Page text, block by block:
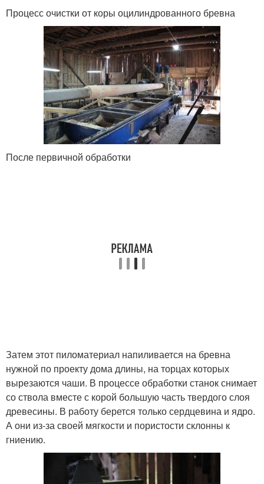
Процесс очистки от коры оцилиндрованного бревна
После первичной обработки
Затем этот пиломатериал напиливается на бревна
нужной по проекту дома длины, на торцах которых
вырезаются чаши. В процессе обработки станок снимает
со ствола вместе с корой большую часть твердого слоя
древесины. В работу берется только сердцевина и ядро.
А они из-за своей мягкости и пористости склонны к
гниению.